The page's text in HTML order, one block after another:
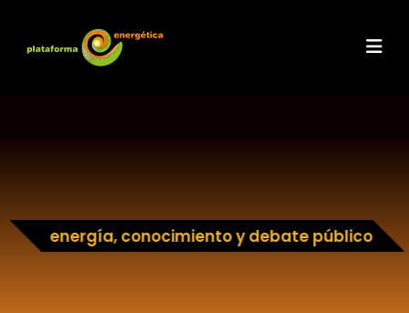
energía, conocimiento y debate público